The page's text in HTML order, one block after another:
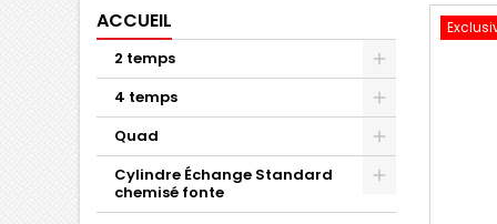
ACCUEIL
2 temps
4 temps
Quad
Cylindre Échange Standard
chemisé fonte